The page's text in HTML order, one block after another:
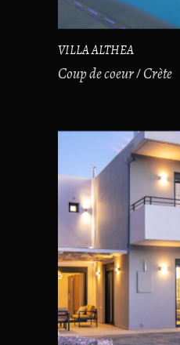
VILLA ALTHEA
Coup de coeur Crète